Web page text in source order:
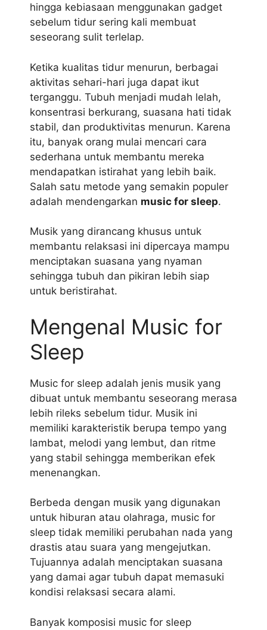
hingga kebiasaan menggunakan gadget
sebelum tidur sering kali membuat
seseorang sulit terlelap.
Ketika kualitas tidur menurun, berbagai
aktivitas sehari-hari juga dapat ikut
terganggu. Tubuh menjadi mudah lelah,
konsentrasi berkurang, suasana hati tidak
stabil, dan produktivitas menurun. Karena
itu, banyak orang mulai mencari cara
sederhana untuk membantu mereka
mendapatkan istirahat yang lebih baik.
Salah satu metode yang semakin populer
adalah mendengarkan music for sleep.
Musik yang dirancang khusus untuk
membantu relaksasi ini dipercaya mampu
menciptakan suasana yang nyaman
sehingga tubuh dan pikiran lebih siap
untuk beristirahat.
Mengenal Music for
Sleep
Music for sleep adalah jenis musik yang
dibuat untuk membantu seseorang merasa
lebih rileks sebelum tidur. Musik ini
memiliki karakteristik berupa tempo yang
lambat, melodi yang lembut, dan ritme
yang stabil sehingga memberikan efek
menenangkan.
Berbeda dengan musik yang digunakan
untuk hiburan atau olahraga, music for
sleep tidak memiliki perubahan nada yang
drastis atau suara yang mengejutkan.
Tujuannya adalah menciptakan suasana
yang damai agar tubuh dapat memasuki
kondisi relaksasi secara alami.
Banyak komposisi music for sleep